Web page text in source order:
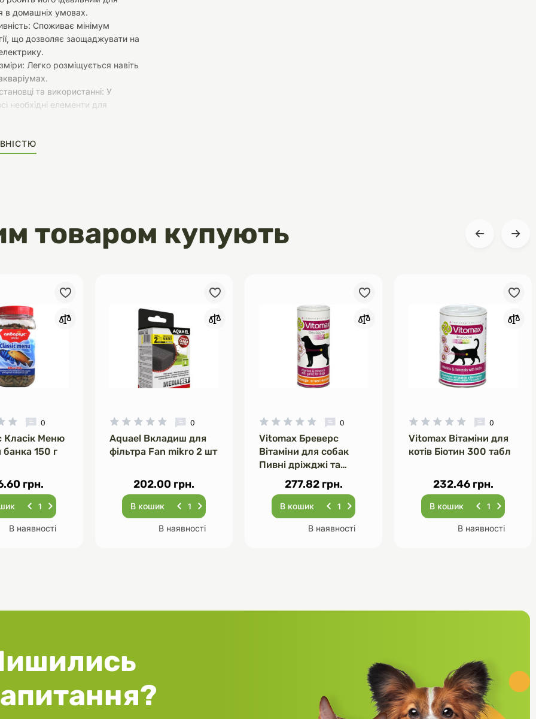
в домашніх умовах.
Споживає мінімум
що дозволяє заощаджувати на
Легко розміщується навіть
та використанні: У
необхідні елементи для
товаром купують
0
Класік Меню
150 г
грн.
В наявності
0
Aquael Вкладиш для
фільтра Fan mikro 2 шт
202.00 грн.
В кошик
В наявності
0
Vitomax Бреверс
Вітаміни для собак
Пивні дріжджі та
Часник 120 табл
277.82 грн.
В кошик
В наявності
0
Vitomax Вітаміни для
котів Біотин 300 табл
232.46 грн.
В кошик
В наявності